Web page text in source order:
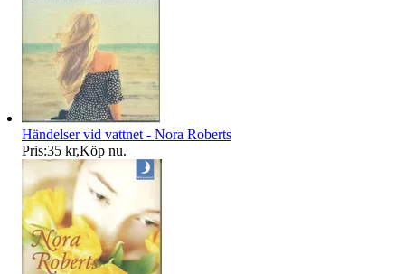
Händelser vid vattnet - Nora Roberts
Pris:35 kr,Köp nu.